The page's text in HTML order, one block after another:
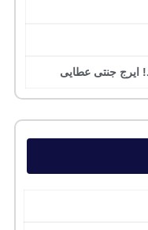
جنتی عطایی